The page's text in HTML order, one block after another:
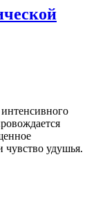
чувство удушья.